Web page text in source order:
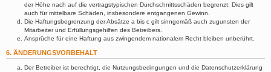
der Höhe nach auf die vertragstypischen Durchschnittsschäden begrenzt. Dies gilt
auch für mittelbare Schäden, insbesondere entgangenen Gewinn.
Die Haftungsbegrenzung der Absätze a bis c gilt sinngemäß auch zugunsten der
Mitarbeiter und Erfüllungsgehilfen des Betreibers.
Ansprüche für eine Haftung aus zwingendem nationalem Recht bleiben unberührt.
6. ÄNDERUNGSVORBEHALT
Der Betreiber ist berechtigt, die Nutzungsbedingungen und die Datenschutzerklärung